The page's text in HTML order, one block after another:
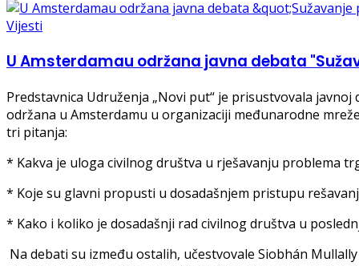
Vijesti
U Amsterdamau održana javna debata
Predstavnica Udruženja „Novi put“ je prisustvovala
održana u Amsterdamu u organizaciji međunarodne
tri pitanja:
* Kakva je uloga civilnog društva u rješavanju problema
* Koje su glavni propusti u dosadašnjem pristupu
* Kako i koliko je dosadašnji rad civilnog društva u
Na debati su između ostalih, učestvovale Siobhán